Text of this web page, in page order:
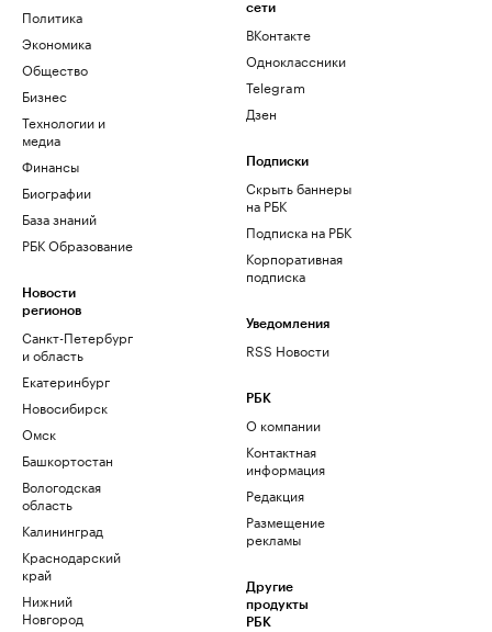
Политика
Экономика
Общество
Бизнес
Технологии и
медиа
Финансы
Биографии
База знаний
РБК Образование
Новости
регионов
Санкт-Петербург
и область
Екатеринбург
Новосибирск
Омск
Башкортостан
Вологодская
область
Калининград
Краснодарский
край
Нижний
Новгород
сети
ВКонтакте
Одноклассники
Telegram
Дзен
Подписки
Скрыть баннеры
на РБК
Подписка на РБК
Корпоративная
подписка
Уведомления
RSS Новости
РБК
О компании
Контактная
информация
Редакция
Размещение
рекламы
Другие
продукты
РБК